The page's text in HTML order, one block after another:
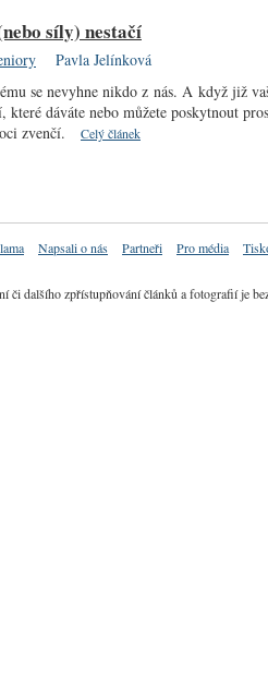
síly) nestačí
Pavla Jelínková
se nevyhne nikdo z nás. A když již
dáváte nebo můžete poskytnout
zvenčí.
Celý článek
Napsali o nás Partneři Pro média
či dalšího zpřístupňování článků a fotografií je